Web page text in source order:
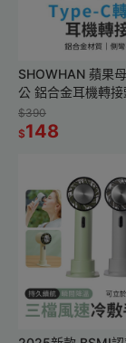
SHOWHAN 蘋果
公 鋁合金耳機轉接
iPhone15 側彎
$390
$148